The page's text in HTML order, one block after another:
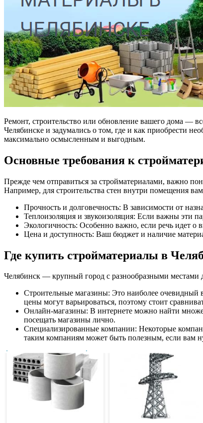
Ремонт, строительство или обновление вашего дома —
Челябинске и задумались о том, где и как приобрести
максимально осмысленным и выгодным.
Основные требования к
Прежде чем отправиться за стройматериалами, важно
Например, для строительства стен внутри помещения
Прочность и долговечность: В зависимости от
Теплоизоляция и звукоизоляция: Если важны эти
Экологичность: Особенно важно, если речь идет о
Цена и доступность: Ваш бюджет и наличие
Где купить стройматериалы в
Челябинск — крупный город с разнообразными местами
Строительные магазины: Это наиболее очевидный
цены могут варьироваться, поэтому стоит
Онлайн-магазины: В интернете можно найти
посещать магазины лично.
Специализированные компании: Некоторые
таким компаниям может быть полезным, если вам